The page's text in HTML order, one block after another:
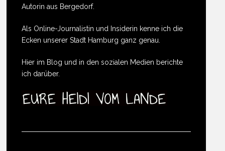
Autorin aus Bergedorf.
Als Online-Journalistin und Insiderin kenne ich die
Ecken unserer Stadt Hamburg ganz genau.
Hier im Blog und in den sozialen Medien berichte
ich darüber.